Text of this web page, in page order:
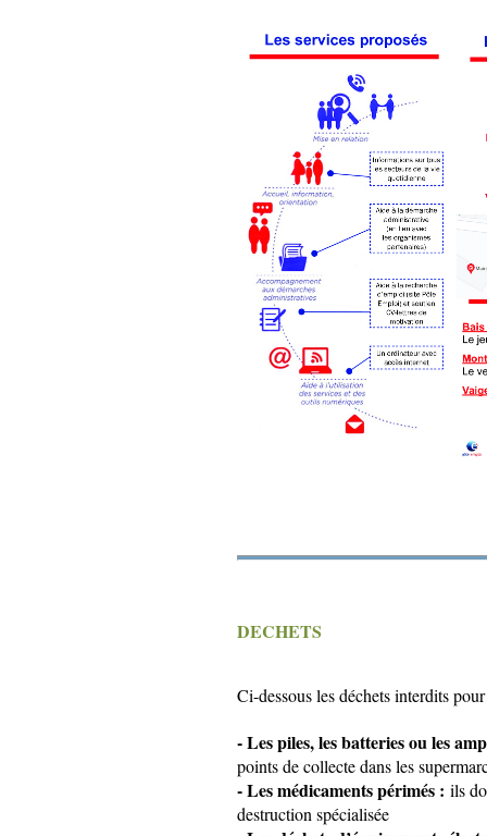
DECHETS
Ci-dessous les déchets interdits
- Les piles, les batteries ou les
points de collecte dans les
- Les médicaments périmés : ils
destruction spécialisée